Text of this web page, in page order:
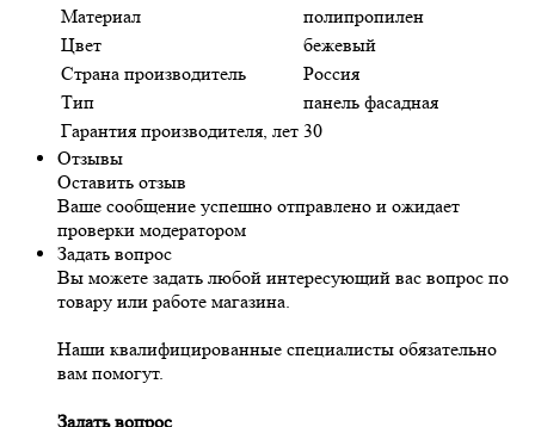
Материал
полипропилен
Цвет
бежевый
Страна производитель
Россия
Тип
панель фасадная
Гарантия производителя, лет 30
Отзывы
Оставить отзыв
Ваше сообщение успешно отправлено и ожидает
проверки модератором
Задать вопрос
Вы можете задать любой интересующий вас вопрос по
товару или работе магазина.
Наши квалифицированные специалисты обязательно
вам помогут.
Задать вопрос